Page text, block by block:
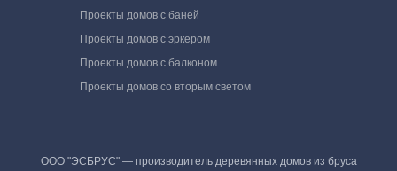
Проекты домов с баней
Проекты домов с эркером
Проекты домов с балконом
Проекты домов со вторым светом
ООО "ЭСБРУС" — производитель деревянных домов из бруса